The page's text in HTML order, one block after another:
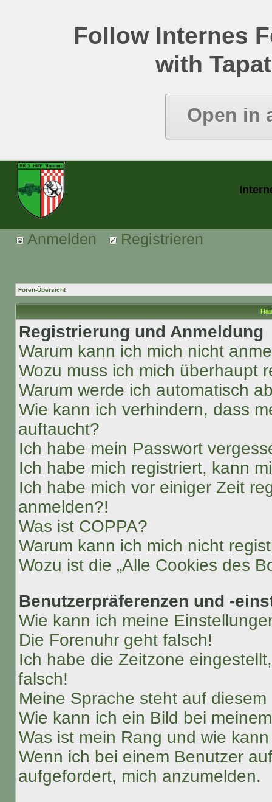
Follow Internes
with
Open in
Anmelden Registrieren
Foren-Übersicht
Registrierung und Anmeldung
Warum kann ich mich nicht
Wozu muss ich mich überhaupt
Warum werde ich automatisch
Wie kann ich verhindern, dass
auftaucht?
Ich habe mein Passwort
Ich habe mich registriert, kann
Ich habe mich vor einiger Zeit
anmelden?!
Was ist COPPA?
Warum kann ich mich nicht
Wozu ist die „Alle Cookies des
Benutzerpräferenzen und -
Wie kann ich meine
Die Forenuhr geht falsch!
Ich habe die Zeitzone
falsch!
Meine Sprache steht auf
Wie kann ich ein Bild bei
Was ist mein Rang und wie
Wenn ich bei einem Benutzer
aufgefordert, mich anzumelden.